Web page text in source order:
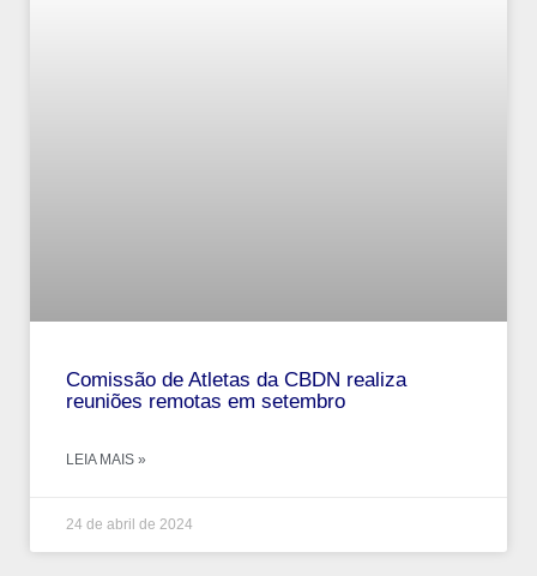
Comissão de Atletas da CBDN realiza
reuniões remotas em setembro
LEIA MAIS »
24 de abril de 2024